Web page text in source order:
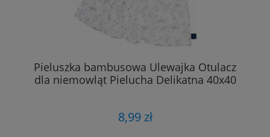
Pieluszka bambusowa Ulewajka Otulacz
dla niemowląt Pielucha Delikatna 40x40
8,99 zł